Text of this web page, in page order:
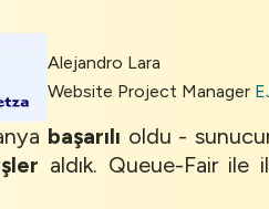
Alejandro Lara
Website Project Manager
başarılı oldu -
aldık. Queue-Fair ile